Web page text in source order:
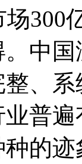
300
中
、
普
的